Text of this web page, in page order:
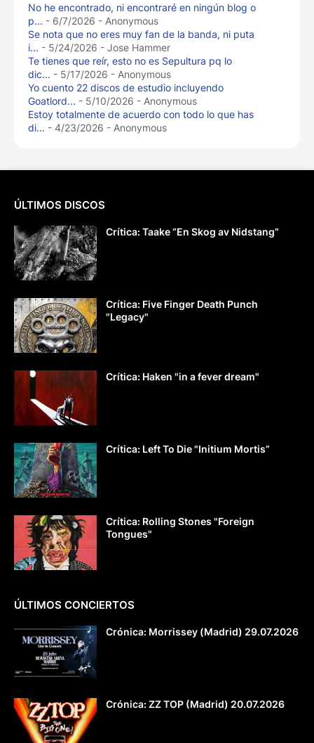
No he encontrado, ni encontraré en ningún blog o
p... - 6/7/2026 - Anonymous
Se nota que no eres muy fan de la banda, ni puta
i... - 5/24/2026 - Jose Hammer
Te tienes que reír, esto no es Sepultura pq lo
dic... - 5/17/2026 - Anonymous
Yo cuento 22 discos de estudio incluyendo
Goatlord... - 5/10/2026 - Anonymous
Estoy totalmente de acuerdo con todo lo que has
di... - 4/23/2026 - Anonymous
ÚLTIMOS DISCOS
Crítica: Taake “En Skog av Nidstang”
Crítica: Five Finger Death Punch
"Legacy"
Crítica: Haken "in a fever dream"
Crítica: Left To Die "Initium Mortis”
Crítica: Rolling Stones "Foreign
Tongues"
ÚLTIMOS CONCIERTOS
Crónica: Morrissey (Madrid) 29.07.2026
Crónica: ZZ TOP (Madrid) 20.07.2026